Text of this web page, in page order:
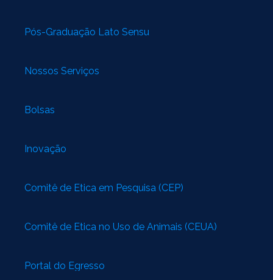
Pós-Graduação Lato Sensu
Nossos Serviços
Bolsas
Inovação
Comitê de Ética em Pesquisa (CEP)
Comitê de Ética no Uso de Animais (CEUA)
Portal do Egresso